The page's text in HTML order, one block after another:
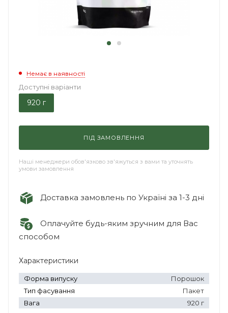
Немає в наявності
Доступні варіанти
920 г
ПІД ЗАМОВЛЕННЯ
Наші менеджери обов'язково зв'яжуться з вами та уточнять
умови замовлення
Доставка замовлень по Україні за 1-3 дні
Оплачуйте будь-яким зручним для Вас
способом
Характеристики
Форма випуску
Порошок
Тип фасування
Пакет
Вага
920 г